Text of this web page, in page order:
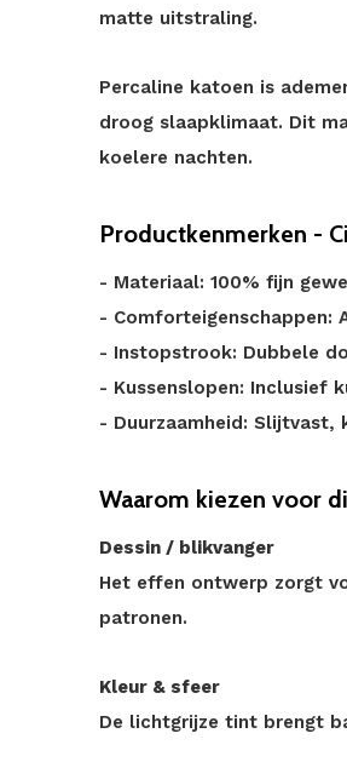
matte uitstraling.
Percaline katoen is
droog slaapklimaat. Dit
koelere nachten.
Productkenmerken -
- Materiaal: 100% fijn
- Comforteigenschappen:
- Instopstrook: Dubbele
- Kussenslopen: Inclusief
- Duurzaamheid: Slijtvast,
Waarom kiezen voor
Dessin / blikvanger
Het effen ontwerp zorgt
patronen.
Kleur & sfeer
De lichtgrijze tint brengt